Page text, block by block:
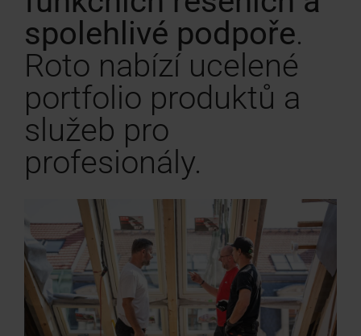
spolehlivé podpoře.
Roto nabízí ucelené
portfolio produktů a
služeb pro
profesionály.